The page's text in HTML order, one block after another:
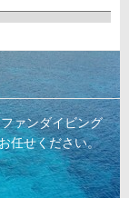
ァンダイビング
任せください。